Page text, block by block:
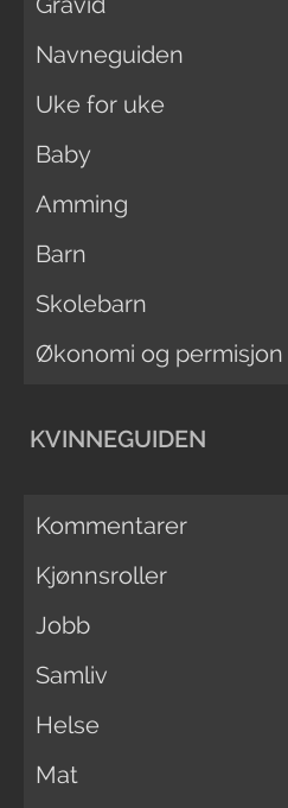
Navneguiden
Uke for uke
Baby
Amming
Barn
Skolebarn
Økonomi og permisjon
KVINNEGUIDEN
Kommentarer
Kjønnsroller
Jobb
Samliv
Helse
Mat